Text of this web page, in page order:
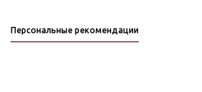
Персональные рекомендации